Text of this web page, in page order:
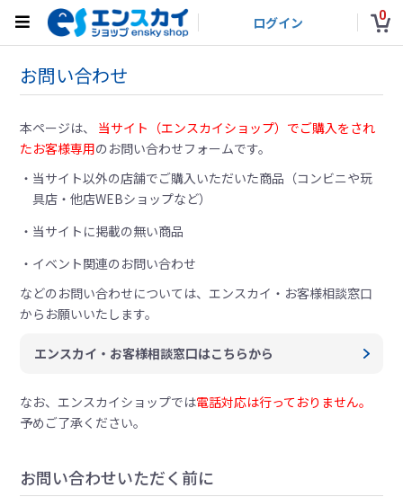
ログイン 0
お問い合わせ
本ページは、 当サイト（エンスカイショップ）でご購入をされ
たお客様専用のお問い合わせフォームです。
当サイト以外の店舗でご購入いただいた商品（コンビニや玩
具店・他店WEBショップなど）
当サイトに掲載の無い商品
イベント関連のお問い合わせ
などのお問い合わせについては、エンスカイ・お客様相談窓口
からお願いいたします。
エンスカイ・お客様相談窓口はこちらから
なお、エンスカイショップでは電話対応は行っておりません。
予めご了承ください。
お問い合わせいただく前に